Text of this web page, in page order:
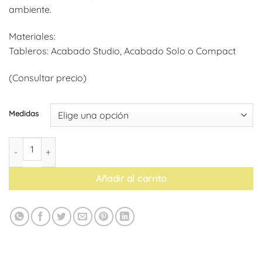
ambiente.
Materiales:
Tableros: Acabado Studio, Acabado Solo o Compact
(Consultar precio)
Medidas
Mesa Duo Dinamarca cantidad
Añadir al carrito